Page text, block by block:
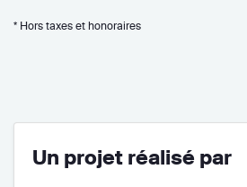
* Hors taxes et honoraires
Un projet réalisé par